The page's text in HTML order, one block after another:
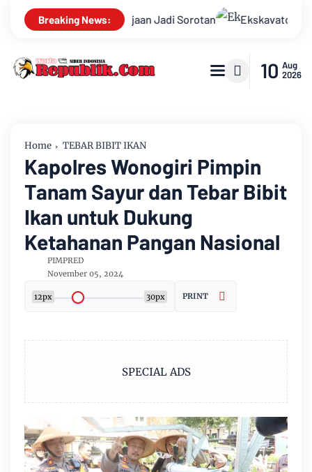
Breaking News:Jadi Sorotan Ekskavator Diduga
10 Aug
2026
Home TEBAR BIBIT IKAN
Kapolres Wonogiri Pimpin
Tanam Sayur dan Tebar Bibit
Ikan untuk Dukung
Ketahanan Pangan Nasional
PIMPRED
November 05, 2024
12px 30px PRINT
SPECIAL ADS